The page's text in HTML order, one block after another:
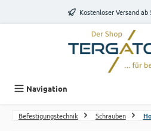
Zum Hauptinhalt springenKostenloser Versand
Navigation
Befestigungstechnik Schrauben